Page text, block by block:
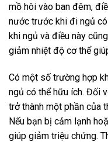
mồ hôi vào ban đêm,
nước trước khi đi ngủ
khi ngủ và điều này
giảm nhiệt độ cơ thể
Có một số trường hợp
ngủ có thể hữu ích. Đối
trở thành một phần của
Nếu bạn bị cảm lạnh
giúp giảm triệu chứng.